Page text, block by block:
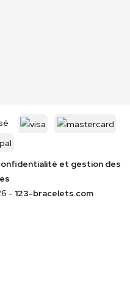
et gestion des
- 123-bracelets.com